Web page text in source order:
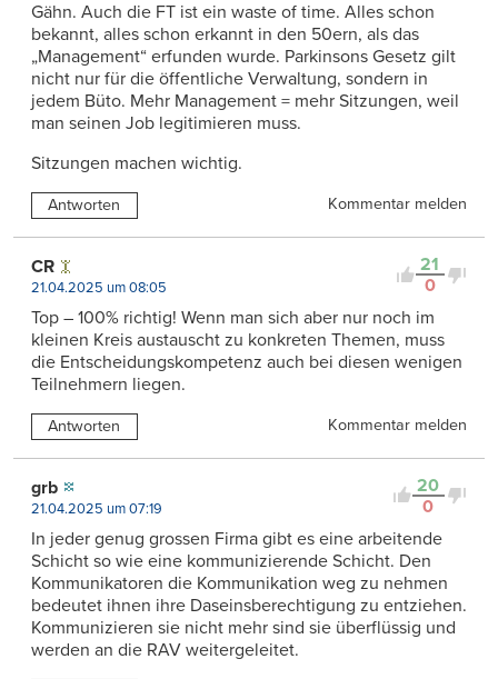
Gähn. Auch die FT ist ein waste of time. Alles schon
bekannt, alles schon erkannt in den 50ern, als das
„Management“ erfunden wurde. Parkinsons Gesetz gilt
nicht nur für die öffentliche Verwaltung, sondern in
jedem Büto. Mehr Management = mehr Sitzungen, weil
man seinen Job legitimieren muss.
Sitzungen machen wichtig.
Antworten Kommentar melden
21
0
CR
21.04.2025 um 08:05
Top – 100% richtig! Wenn man sich aber nur noch im
kleinen Kreis austauscht zu konkreten Themen, muss
die Entscheidungskompetenz auch bei diesen wenigen
Teilnehmern liegen.
Antworten Kommentar melden
20
0
grb
21.04.2025 um 07:19
In jeder genug grossen Firma gibt es eine arbeitende
Schicht so wie eine kommunizierende Schicht. Den
Kommunikatoren die Kommunikation weg zu nehmen
bedeutet ihnen ihre Daseinsberechtigung zu entziehen.
Kommunizieren sie nicht mehr sind sie überflüssig und
werden an die RAV weitergeleitet.